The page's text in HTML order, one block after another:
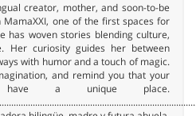
creator, mother, and soon-to-be
one of the first spaces for
has woven stories blending culture,
Her curiosity guides her between
with humor and a touch of magic.
and remind you that your
a unique place.